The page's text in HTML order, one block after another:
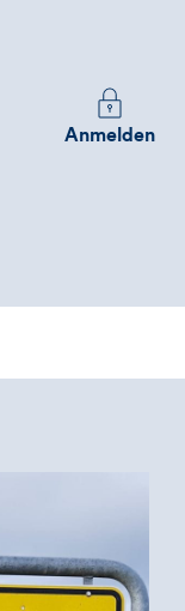
Melden
Sie
Anmelden